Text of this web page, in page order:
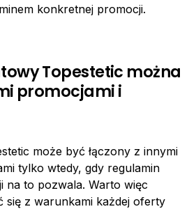
konkretnej promocji.
Topestetic można
promocjami i
może być łączony z innymi
tylko wtedy, gdy regulamin
na to pozwala. Warto więc
się z warunkami każdej oferty